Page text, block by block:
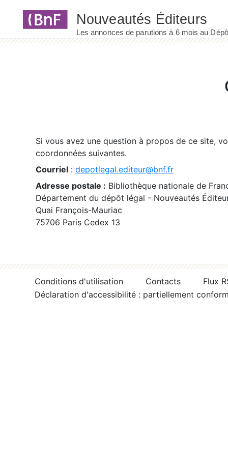
Si vous avez une question à propos de ce site,
coordonnées suivantes.
Courriel : depotlegal.editeur@bnf.fr
Adresse postale : Bibliothèque nationale de
Département du dépôt légal - Nouveautés
Quai François-Mauriac
75706 Paris Cedex 13
Conditions d'utilisation Contacts
Flux
Déclaration d'accessibilité : partiellement